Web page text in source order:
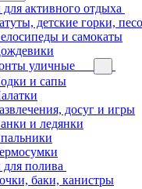
активного отдыха
детские горки,
и самокаты
уличные
и сапы
досуг и игры
и ледянки
полива
баки, канистры